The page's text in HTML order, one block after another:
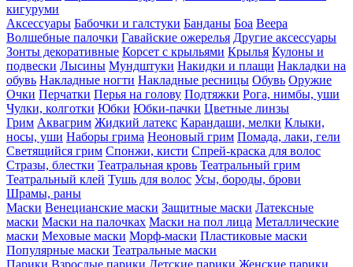
кигуруми
Аксессуары Бабочки и галстуки Банданы Боа Веера
Волшебные палочки Гавайские ожерелья Другие аксессуары
Зонты декоративные Корсет с крыльями Крылья Кулоны и
подвески Лысины Мундштуки Накидки и плащи Накладки на
обувь Накладные ногти Накладные ресницы Обувь Оружие
Очки Перчатки Перья на голову Подтяжки Рога, нимбы, уши
Чулки, колготки Юбки Юбки-пачки Цветные линзы
Грим Аквагрим Жидкий латекс Карандаши, мелки Клыки,
носы, уши Наборы грима Неоновый грим Помада, лаки, гели
Светящийся грим Спонжи, кисти Спрей-краска для волос
Стразы, блестки Театральная кровь Театральный грим
Театральный клей Тушь для волос Усы, бороды, брови
Шрамы, раны
Маски Венецианские маски Защитные маски Латексные
маски Маски на палочках Маски на пол лица Металлические
маски Меховые маски Морф-маски Пластиковые маски
Популярные маски Театральные маски
Парики Взрослые парики Детские парики Женские парики